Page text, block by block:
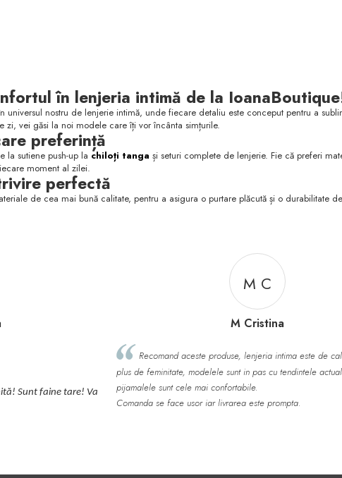
în lenjeria intimă de la
universul nostru de lenjerie intimă, unde fiecare detaliu este conceput pentru a
zi, vei găsi la noi modele care îți vor încânta simțurile.
preferință
sutiene push-up la chiloți tanga și seturi complete de lenjerie. Fie că preferi
moment al zilei.
perfectă
de cea mai bună calitate, pentru a asigura o purtare plăcută și o
actuale, iar
T L
Tranc Loredana
Calitate excelenta a produselor ! Foarte mulțumită